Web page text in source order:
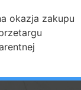
okazja zakupu